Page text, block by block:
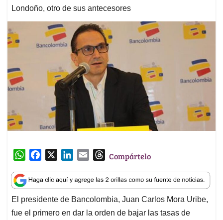
Londoño, otro de sus antecesores
W
a
t
s
A
c
e
b
o
n
k
e
d
a
i
l
T
r
e
a
d
Compártelo
El presidente de Bancolombia, Juan Carlos Mora Uribe,
fue el primero en dar la orden de bajar las tasas de